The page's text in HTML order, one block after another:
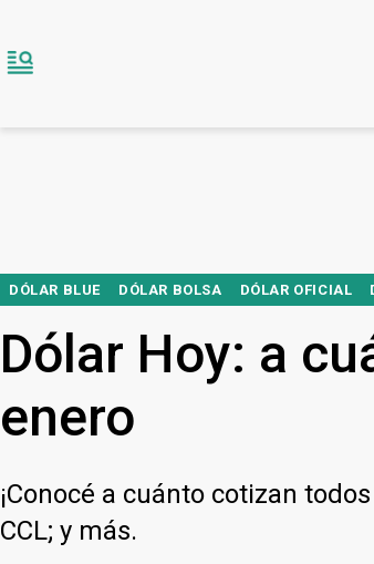
DÓLAR BLUE DÓLAR BOLSA DÓLAR OFICIAL
Dólar Hoy: a
enero
¡Conocé a cuánto cotizan
CCL; y más.